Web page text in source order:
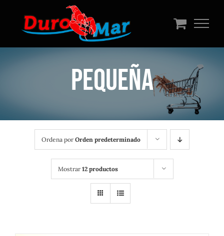
Pequeña
Ordena por Orden predeterminado
Mostrar 12 productos